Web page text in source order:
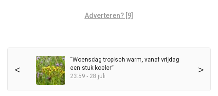
Adverteren? [9]
< >
“Woensdag tropisch warm, vanaf vrijdag
een stuk koeler”
23:59 - 28 juli